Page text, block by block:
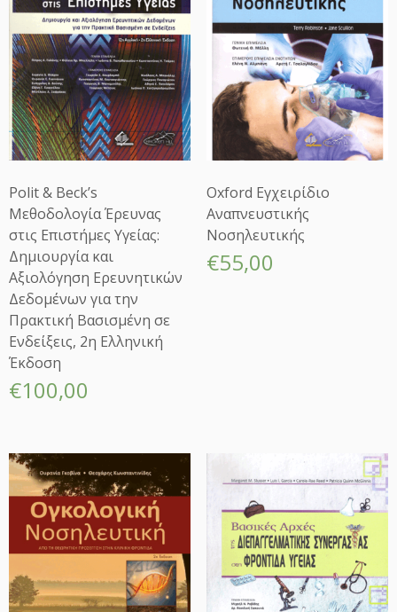
Polit & Beck’s
Μεθοδολογία Έρευνας
στις Επιστήμες Υγείας:
Δημιουργία και
Αξιολόγηση Ερευνητικών
Δεδομένων για την
Πρακτική Βασισμένη σε
Ενδείξεις, 2η Ελληνική
Έκδοση
€100,00
Oxford Εγχειρίδιο
Αναπνευστικής
Νοσηλευτικής
€55,00